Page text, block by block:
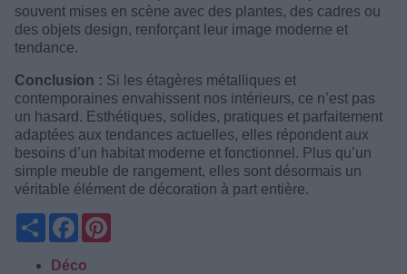
souvent mises en scène avec des plantes, des cadres ou
des objets design, renforçant leur image moderne et
tendance.
Conclusion : Si les étagères métalliques et
contemporaines envahissent nos intérieurs, ce n’est pas
un hasard. Esthétiques, solides, pratiques et parfaitement
adaptées aux tendances actuelles, elles répondent aux
besoins d’un habitat moderne et fonctionnel. Plus qu’un
simple meuble de rangement, elles sont désormais un
véritable élément de décoration à part entière.
PartagerFacebook
Déco